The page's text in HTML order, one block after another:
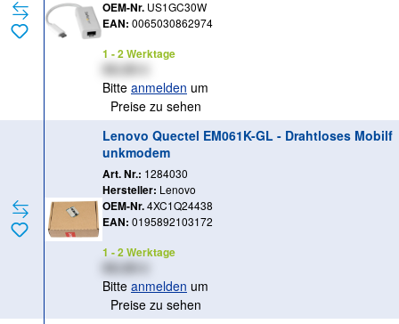
OEM-Nr. US1GC30W
EAN: 0065030862974
1 - 2 Werktage
Bitte anmelden um
Preise zu sehen
Lenovo Quectel EM061K-GL - Drahtloses Mobilf
unkmodem
Art. Nr.: 1284030
Hersteller: Lenovo
OEM-Nr.4XC1Q24438
EAN: 0195892103172
1 - 2 Werktage
Bitte anmelden um
Preise zu sehen